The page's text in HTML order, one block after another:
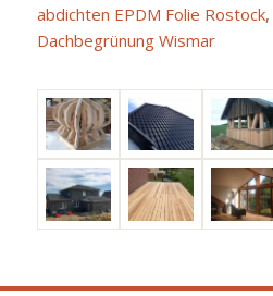
abdichten EPDM Folie Rostock,
Dachbegrünung Wismar